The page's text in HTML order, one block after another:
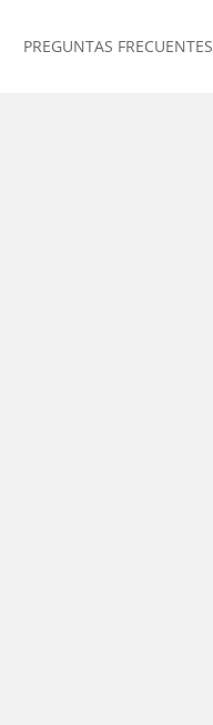
PREGUNTAS FRECUENTES